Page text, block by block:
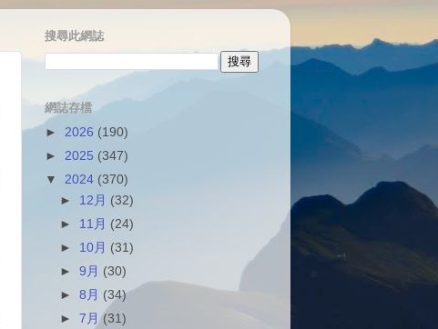
搜尋此網誌
網誌存檔
► 2026 (190)
► 2025 (347)
▼ 2024 (370)
► 12月 (32)
► 11月 (24)
► 10月 (31)
►9月 (30)
►8月 (34)
►7月(31)